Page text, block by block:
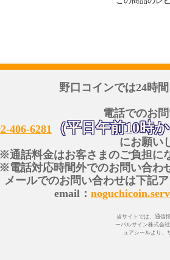
野口コインでは24時
電話でのお
406-6281
（平日午前10時
にお願い
※通話料金はお客さまのご負担に
※電話対応時間外でのお問い合わ
メールでのお問い合わせは下記
email：
当サイトでは、通信
ーバルサイン株式会
ュアシールより、